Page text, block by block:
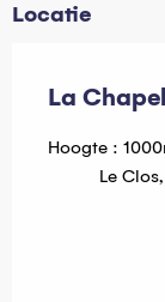
Locatie
La
Hoogte :
Le